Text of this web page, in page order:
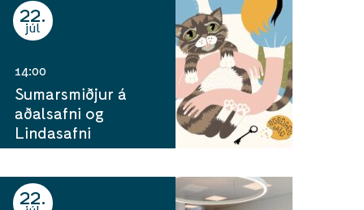
22
júl
14:00
Sumarsmiðjur á
aðalsafni og
Lindasafni
22